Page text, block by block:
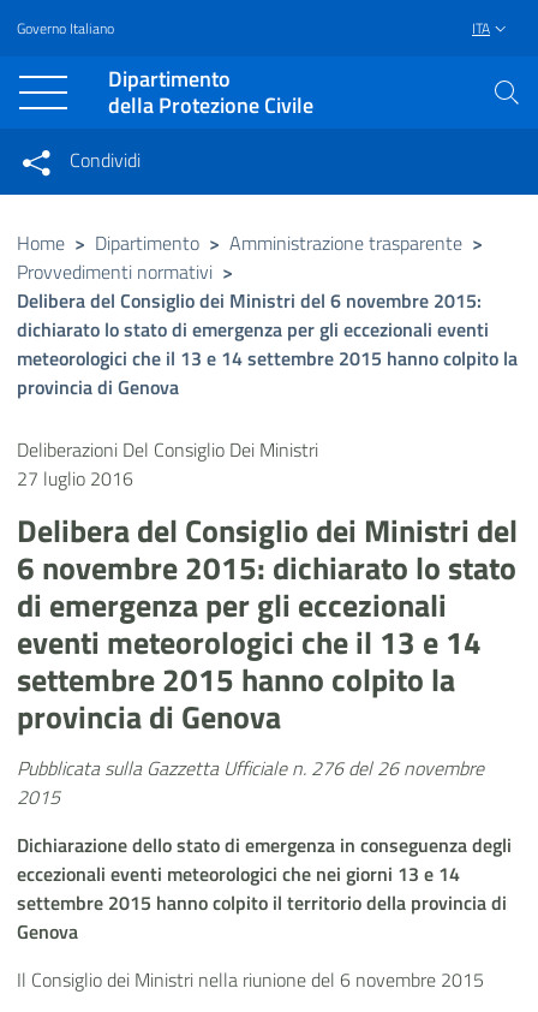
Vai al contenuto principale
Raggiungi il piè di pagina
Governo Italiano ITA
Dipartimento
della Protezione Civile
Condividi su Facebook
Condividi su Twitter
Condividi su LinkedIn
Condividi
Condividi sui social network
Home > Dipartimento > Amministrazione trasparente >
Provvedimenti normativi >
Delibera del Consiglio dei Ministri del 6 novembre 2015:
dichiarato lo stato di emergenza per gli eccezionali eventi
meteorologici che il 13 e 14 settembre 2015 hanno colpito la
provincia di Genova
Deliberazioni Del Consiglio Dei Ministri
27 luglio 2016
Delibera del Consiglio dei Ministri del
6 novembre 2015: dichiarato lo stato
di emergenza per gli eccezionali
eventi meteorologici che il 13 e 14
settembre 2015 hanno colpito la
provincia di Genova
Pubblicata sulla Gazzetta Ufficiale n. 276 del 26 novembre
2015
Dichiarazione dello stato di emergenza in conseguenza degli
eccezionali eventi meteorologici che nei giorni 13 e 14
settembre 2015 hanno colpito il territorio della provincia di
Genova
Il Consiglio dei Ministri nella riunione del 6 novembre 2015